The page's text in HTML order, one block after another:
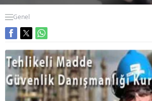
Genel